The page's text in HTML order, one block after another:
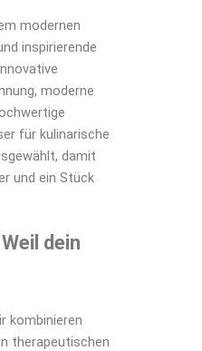
modernen
inspirierende
moderne
für kulinarische
damit
und ein Stück
dein
kombinieren
therapeutischen